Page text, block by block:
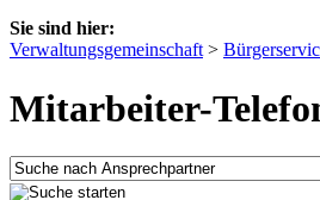
Sie sind hier:
Verwaltungsgemeinschaft >
Mitarbeiter-